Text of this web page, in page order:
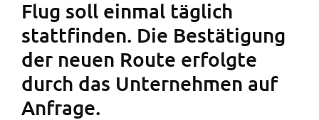
Flug soll einmal täglich
stattfinden. Die Bestätigung
der neuen Route erfolgte
durch das Unternehmen auf
Anfrage.